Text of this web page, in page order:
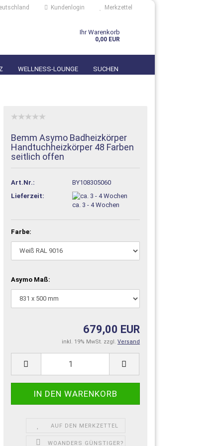
Kundenlogin Merkzettel
Ihr Warenkorb
0,00 EUR
WELLNESS-LOUNGE SUCHEN
Bemm Asymo Badheizkörper
Handtuchheizkörper 48 Farben
seitlich offen
Art.Nr.:
BY108305060
Lieferzeit:
ca. 3 - 4 Wochen
Farbe:
Asymo Maß:
679,00 EUR
inkl. 19% MwSt. zzgl. Versand
AUF DEN MERKZETTEL
WOANDERS GÜNSTIGER?